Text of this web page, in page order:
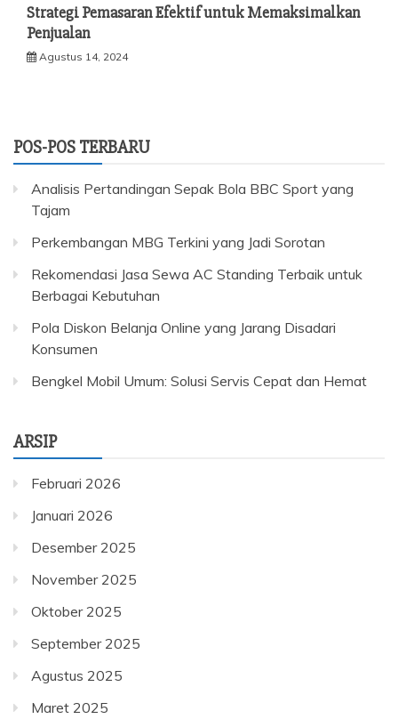
Strategi Pemasaran Efektif untuk Memaksimalkan
Penjualan
Agustus 14, 2024
POS-POS TERBARU
Analisis Pertandingan Sepak Bola BBC Sport yang
Tajam
Perkembangan MBG Terkini yang Jadi Sorotan
Rekomendasi Jasa Sewa AC Standing Terbaik untuk
Berbagai Kebutuhan
Pola Diskon Belanja Online yang Jarang Disadari
Konsumen
Bengkel Mobil Umum: Solusi Servis Cepat dan Hemat
ARSIP
Februari 2026
Januari 2026
Desember 2025
November 2025
Oktober 2025
September 2025
Agustus 2025
Maret 2025